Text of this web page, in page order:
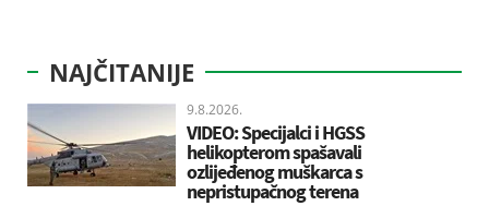
NAJČITANIJE
9.8.2026.
VIDEO: Specijalci i HGSS
helikopterom spašavali
ozlijeđenog muškarca s
nepristupačnog terena